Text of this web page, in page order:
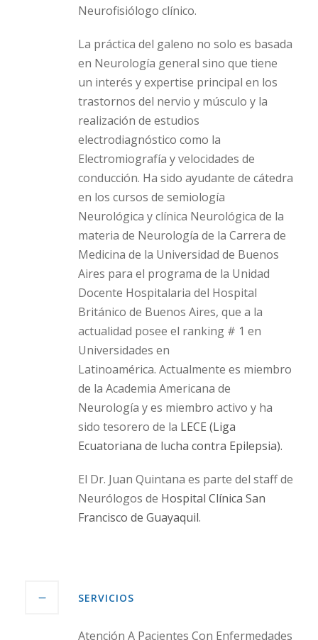
Neurofisiólogo clínico.
La práctica del galeno no solo es basada
en Neurología general sino que tiene
un interés y expertise principal en los
trastornos del nervio y músculo y la
realización de estudios
electrodiagnóstico como la
Electromiografía y velocidades de
conducción. Ha sido ayudante de cátedra
en los cursos de semiología
Neurológica y clínica Neurológica de la
materia de Neurología de la Carrera de
Medicina de la Universidad de Buenos
Aires para el programa de la Unidad
Docente Hospitalaria del Hospital
Británico de Buenos Aires, que a la
actualidad posee el ranking # 1 en
Universidades en
Latinoamérica. Actualmente es miembro
de la Academia Americana de
Neurología y es miembro activo y ha
sido tesorero de la LECE (Liga
Ecuatoriana de lucha contra Epilepsia).
El Dr. Juan Quintana es parte del staff de
Neurólogos de Hospital Clínica San
Francisco de Guayaquil.
SERVICIOS
Atención A Pacientes Con Enfermedades